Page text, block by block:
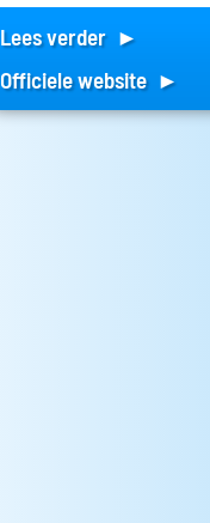
Lees verder ►
Officiele website ►